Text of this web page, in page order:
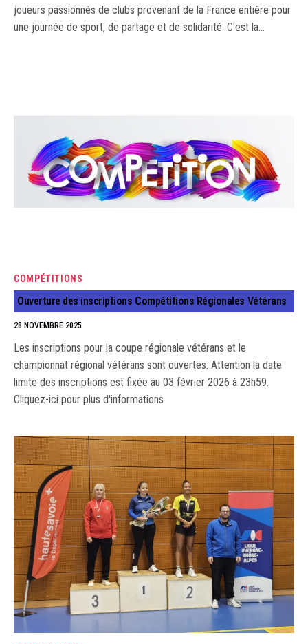
joueurs passionnés de clubs provenant de la France entière pour
une journée de sport, de partage et de solidarité. C'est la…
COMPÉTITIONS
Ouverture des inscriptions Compétitions Régionales Vétérans
28 NOVEMBRE 2025
Les inscriptions pour la coupe régionale vétérans et le
championnat régional vétérans sont ouvertes. Attention la date
limite des inscriptions est fixée au 03 février 2026 à 23h59.
Cliquez-ici pour plus d'informations